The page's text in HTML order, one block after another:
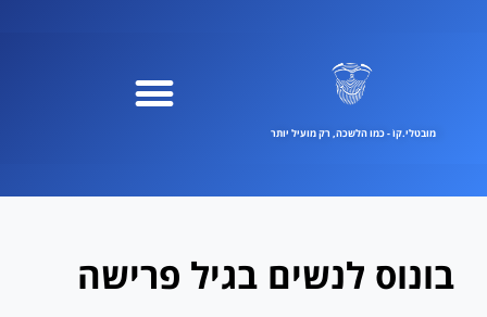
מובטלי.קוֹ - כמו הלשכה, רק מועיל יותר
בונוס לנשים בגיל פרישה